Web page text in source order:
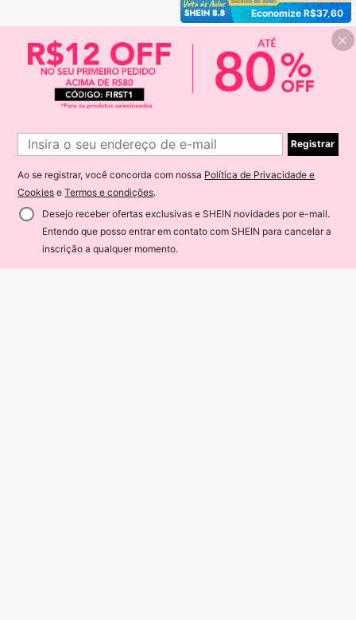
Economize R$37,60
3 Peças Conjunto: Bolsa de Couro
PU Xadrez Multicolorida, Bolsa de
Ombro, Bolsa Tote com Zíper, Bolsa
Elegante para Mulheres de Meia-Id
ade, Grande Capacidade, Versátil p
ara Uso Diário
-18% Últimos 3 dias
5% OFF!
Registrar
Ao se registrar, você concorda com nossa Política de Privacidade e
Cookies eTermos e condições.
Desejo receber ofertas exclusivas e SHEIN novidades por e-mail.
Entendo que posso entrar em contato com SHEIN para cancelar a
inscrição a qualquer momento.